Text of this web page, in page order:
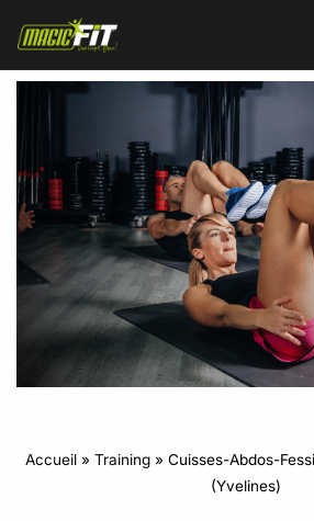
Accueil» Training» Cuisses-Abdos-
(Yvelines)